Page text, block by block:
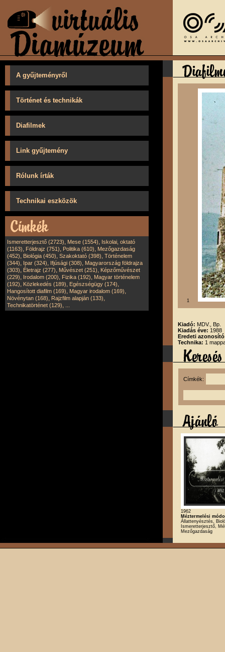
A gyűjteményről
Történet és technikák
Diafilmek
Link gyűjtemény
Rólunk írták
Technikai eszközök
Ismeretterjesztő (2723), Mese (1554), Iskolai, oktató
(1163), Földrajz (751), Politika (610), Mezőgazdaság
(452), Biológia (450), Szakoktató (398), Történelem
(344), Ipar (324), Ifjúsági (308), Magyarország földrajza
(303), Életrajz (277), Művészet (251), Képzőművészet
(229), Irodalom (200), Fizika (192), Magyar történelem
(192), Közlekedés (189), Egészségügy (174),
Hangosított diafilm (169), Magyar irodalom (169),
Növénytan (168), Rajzfilm alapján (133),
Technikatörténet (129),
1
Kiadó: MDV., Bp.
Kiadás éve: 1988
Eredeti
Technika: 1
Címkék:
1962
Méztermelési
Állattenyésztés,
Ismeretterjesztő,
Mezőgazdaság